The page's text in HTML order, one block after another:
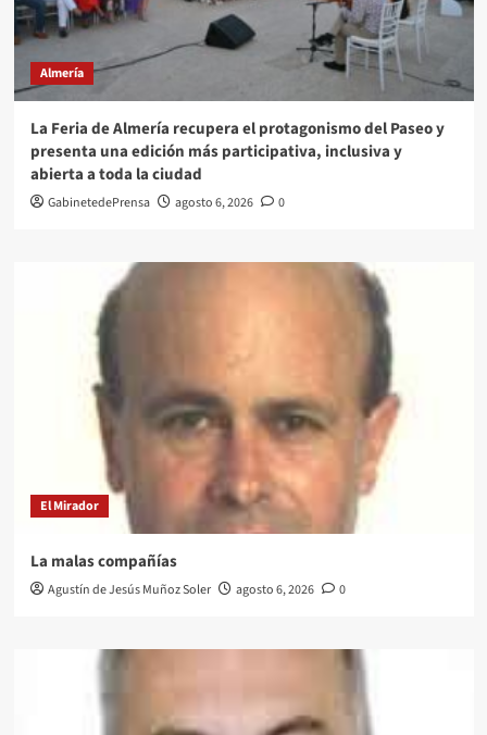
Almería
La Feria de Almería recupera el protagonismo del Paseo y
presenta una edición más participativa, inclusiva y
abierta a toda la ciudad
GabinetedePrensa agosto 6, 2026 0
El Mirador
La malas compañías
Agustín de Jesús Muñoz Soler agosto 6, 2026 0